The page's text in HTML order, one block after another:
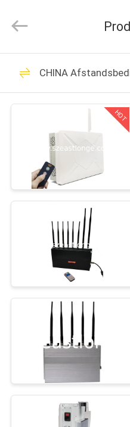
THUIS
PRODUCTEN
VIDEOS
ONGEVEER
ONS
CONTACTEER
NIEUWS
GEVALLEN
ELECTRONICS(HK)
CO.,LTD.
Reserved.
Het
van de
De
CHINA
HOT